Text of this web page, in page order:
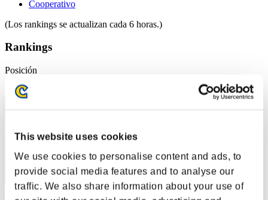
This website uses cookies
We use cookies to personalise content and ads, to
provide social media features and to analyse our
traffic. We also share information about your use of
Cooperativo
(Los rankings se actualizan cada 6 horas.)
Rankings
Posición